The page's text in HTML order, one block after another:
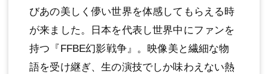
びあの美しく儚い世界を体感してもらえる時
が来ました。⽇本を代表し世界中にファンを
持つ『FFBE幻影戦争』。映像美と繊細な物
語を受け継ぎ、⽣の演技でしか味わえない熱